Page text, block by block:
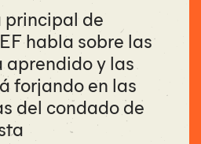
principal de
habla sobre las
aprendido y las
forjando en las
del condado de